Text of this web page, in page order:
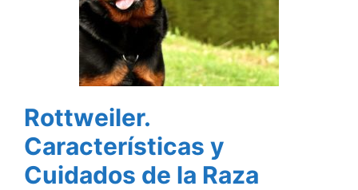
Rottweiler.
Características y
Cuidados de la Raza